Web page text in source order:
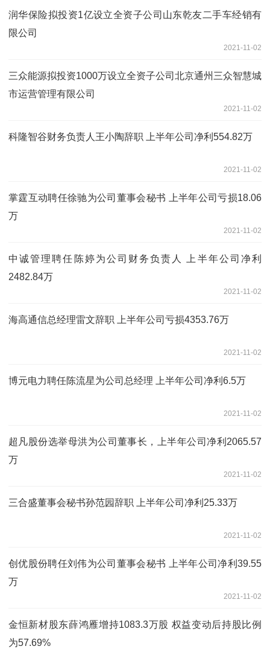
润华保险拟投资1亿设立全资子公司山东乾友二手车经销有
限公司
2021-11-02
三众能源拟投资1000万设立全资子公司北京通州三众智慧城
市运营管理有限公司
2021-11-02
科隆智谷财务负责人王小陶辞职 上半年公司净利554.82万
2021-11-02
掌霆互动聘任徐驰为公司董事会秘书 上半年公司亏损18.06
万
2021-11-02
中诚管理聘任陈婷为公司财务负责人 上半年公司净利
2482.84万
2021-11-02
海高通信总经理雷文辞职 上半年公司亏损4353.76万
2021-11-02
博元电力聘任陈流星为公司总经理 上半年公司净利6.5万
2021-11-02
超凡股份选举母洪为公司董事长，上半年公司净利2065.57
万
2021-11-02
三合盛董事会秘书孙范园辞职 上半年公司净利25.33万
2021-11-02
创优股份聘任刘伟为公司董事会秘书 上半年公司净利39.55
万
2021-11-02
金恒新材股东薛鸿雁增持1083.3万股 权益变动后持股比例
为57.69%